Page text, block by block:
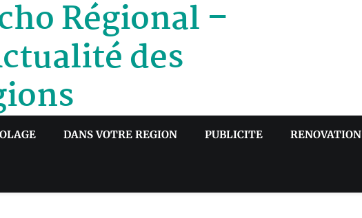
Régional –
des
DANS VOTRE REGION PUBLICITE RENOVATION